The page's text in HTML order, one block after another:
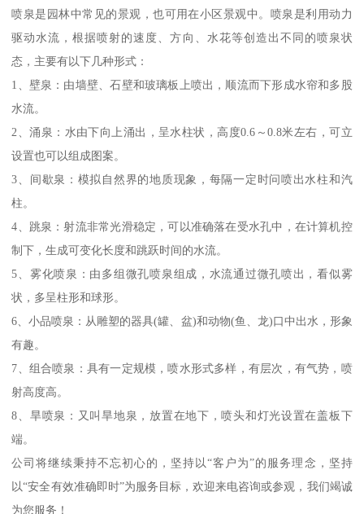
喷泉是园林中常见的景观，也可用在小区景观中。喷泉是利用动力
驱动水流，根据喷射的速度、方向、水花等创造出不同的喷泉状
态，主要有以下几种形式：
1、壁泉：由墙壁、石壁和玻璃板上喷出，顺流而下形成水帘和多股
水流。
2、涌泉：水由下向上涌出，呈水柱状，高度0.6～0.8米左右，可立
设置也可以组成图案。
3、间歇泉：模拟自然界的地质现象，每隔一定时问喷出水柱和汽
柱。
4、跳泉：射流非常光滑稳定，可以准确落在受水孔中，在计算机控
制下，生成可变化长度和跳跃时间的水流。
5、雾化喷泉：由多组微孔喷泉组成，水流通过微孔喷出，看似雾
状，多呈柱形和球形。
6、小品喷泉：从雕塑的器具(罐、盆)和动物(鱼、龙)口中出水，形象
有趣。
7、组合喷泉：具有一定规模，喷水形式多样，有层次，有气势，喷
射高度高。
8、旱喷泉：又叫旱地泉，放置在地下，喷头和灯光设置在盖板下
端。
公司将继续秉持不忘初心的，坚持以“客户为”的服务理念，坚持
以“安全有效准确即时”为服务目标，欢迎来电咨询或参观，我们竭诚
为您服务！